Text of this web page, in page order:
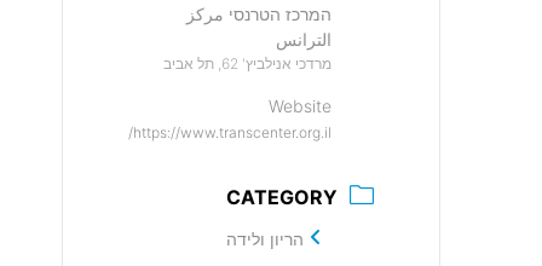
המרכז הטרנסי مركز
الترانس
מרדכי אנילביץ' 62, תל אביב
Website
https://www.transcenter.org.il/
CATEGORY
הריון ולידה